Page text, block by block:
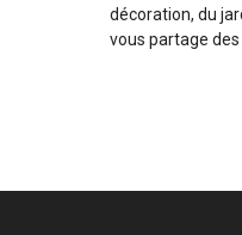
décoration, du
vous partage des